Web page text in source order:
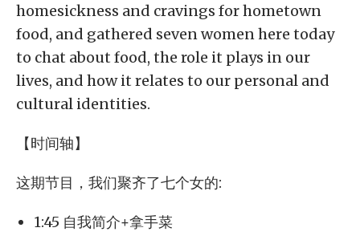
homesickness and cravings for hometown
food, and gathered seven women here today
to chat about food, the role it plays in our
lives, and how it relates to our personal and
cultural identities.
【时间轴】
这期节目，我们聚齐了七个女的:
1:45 自我简介+拿手菜